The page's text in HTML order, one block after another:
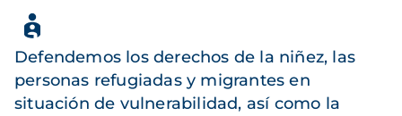
Defendemos los derechos de la niñez, las
personas refugiadas y migrantes en
situación de vulnerabilidad, así como la